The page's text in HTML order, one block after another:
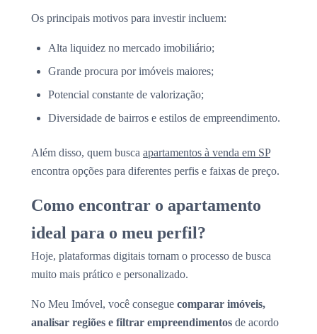
Os principais motivos para investir incluem:
Alta liquidez no mercado imobiliário;
Grande procura por imóveis maiores;
Potencial constante de valorização;
Diversidade de bairros e estilos de empreendimento.
Além disso, quem busca apartamentos à venda em SP
encontra opções para diferentes perfis e faixas de preço.
Como encontrar o apartamento
ideal para o meu perfil?
Hoje, plataformas digitais tornam o processo de busca
muito mais prático e personalizado.
No Meu Imóvel, você consegue comparar imóveis,
analisar regiões e filtrar empreendimentos de acordo